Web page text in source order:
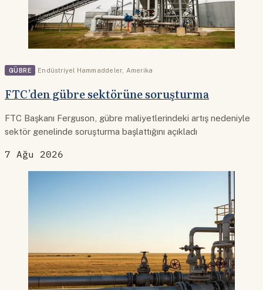
GÜBRE Endüstriyel Hammaddeler Amerika
FTC’den gübre sektörüne soruşturma
FTC Başkanı Ferguson, gübre maliyetlerindeki artış nedeniyle
sektör genelinde soruşturma başlattığını açıkladı
7 Ağu 2026